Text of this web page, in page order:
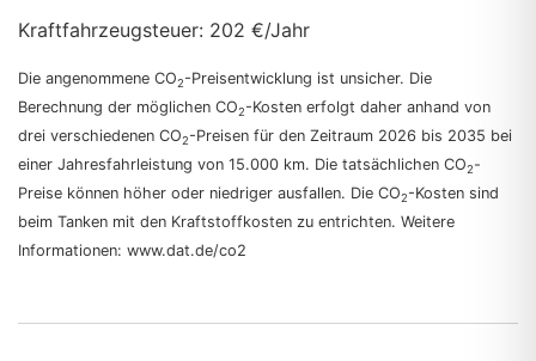
Kraftfahrzeugsteuer: 202 €/Jahr
Die angenommene CO2-Preisentwicklung ist unsicher. Die
Berechnung der möglichen CO2-Kosten erfolgt daher anhand von
drei verschiedenen CO2-Preisen für den Zeitraum 2026 bis 2035 bei
einer Jahresfahrleistung von 15.000 km. Die tatsächlichen CO2-
Preise können höher oder niedriger ausfallen. Die CO2-Kosten sind
beim Tanken mit den Kraftstoffkosten zu entrichten. Weitere
Informationen: www.dat.de/co2